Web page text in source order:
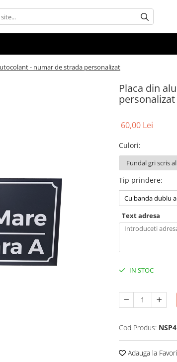
- numar de strada personalizat
Placa din
personalizat
60,00 Lei
Culori:
Tip prindere:
Cu banda dublu
Text adresa
IN STOC
Cod Produs: NSP4
Adauga la